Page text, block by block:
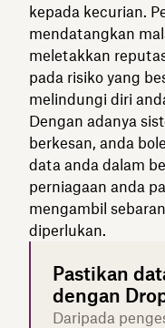
kepada kecurian.
mendatangkan
meletakkan
pada risiko yang
melindungi diri
Dengan adanya
berkesan, anda
data anda dalam
perniagaan anda
mengambil
diperlukan.
Pastikan
dengan
Daripada